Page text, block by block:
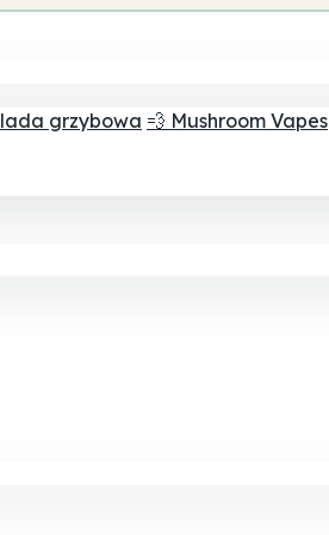
grzybowa 💨 Mushroom Vapes